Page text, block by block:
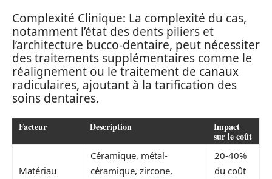
Complexité Clinique: La complexité du cas,
notamment l’état des dents piliers et
l’architecture bucco-dentaire, peut nécessiter
des traitements supplémentaires comme le
réalignement ou le traitement de canaux
radiculaires, ajoutant à la tarification des
soins dentaires.
Facteur Description Impact
sur le coût
Matériau
Céramique, métal-
céramique, zircone,
20-40%
du coût